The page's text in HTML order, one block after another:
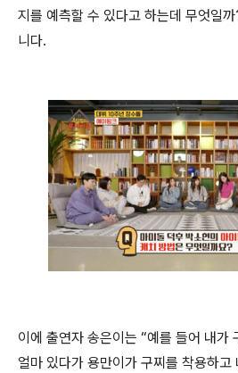
지를 예측할 수 있다고 하는데 무엇일
니다.
이에 출연자 송은이는 “예를 들어 내가
얼마 있다가 용만이가 구찌를 착용하고